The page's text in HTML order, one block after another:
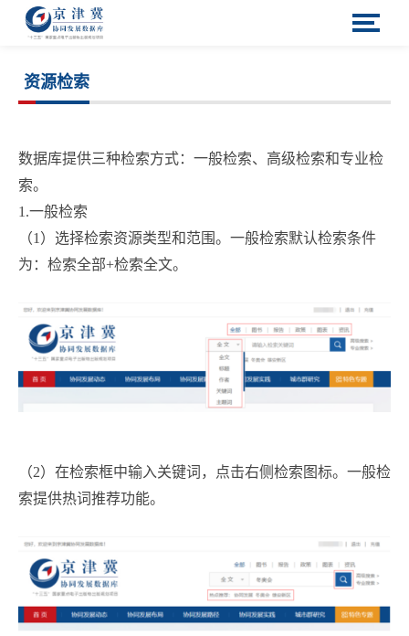
资源检索
数据库提供三种检索方式：一般检索、高级检索和专业检
索。
1.一般检索
（1）选择检索资源类型和范围。一般检索默认检索条件
为：检索全部+检索全文。
（2）在检索框中输入关键词，点击右侧检索图标。一般检
索提供热词推荐功能。